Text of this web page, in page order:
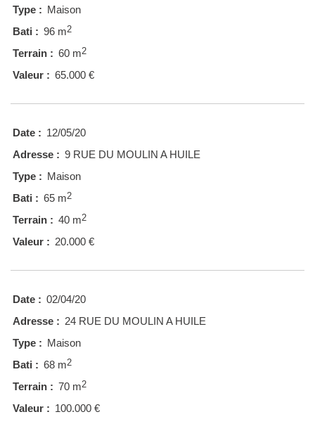
Type : Maison
Bati : 96 m2
Terrain : 60 m2
Valeur : 65.000 €
Date : 12/05/20
Adresse : 9 RUE DU MOULIN A HUILE
Type : Maison
Bati : 65 m2
Terrain : 40 m2
Valeur : 20.000 €
Date : 02/04/20
Adresse : 24 RUE DU MOULIN A HUILE
Type : Maison
Bati : 68 m2
Terrain : 70 m2
Valeur : 100.000 €